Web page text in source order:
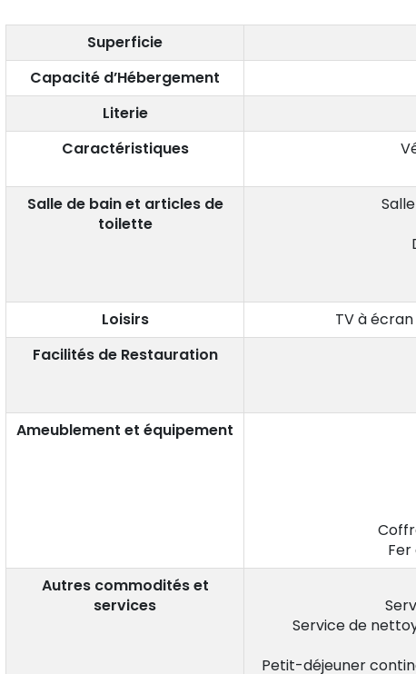
Superficie
Capacité d’Hébergement
Literie
Caractéristiques
Salle de bain et articles de
toilette
Loisirs
TV à
Facilités de Restauration
Ameublement et équipement
Autres commodités et
services
Service de
Petit-déjeuner